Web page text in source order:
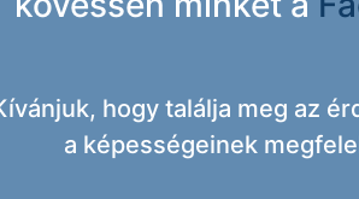
hogy találja meg az
a képességeinek